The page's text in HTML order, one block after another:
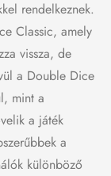
rendelkeznek.
Classic, amely
vissza, de
a Double Dice
mint a
a játék
a
különböző